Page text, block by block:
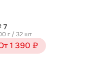
7
г / 32 шт
1 390 ₽